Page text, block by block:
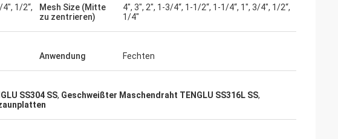
4", 1/2“,
Mesh Size (Mitte
zu zentrieren)
4", 3", 2", 1-3/4“, 1-1/2“, 1-1/4“, 1", 3/4", 1/2“,
1/4"
Anwendung Fechten
SS304 SS, Geschweißter Maschendraht TENGLU SS316L SS,